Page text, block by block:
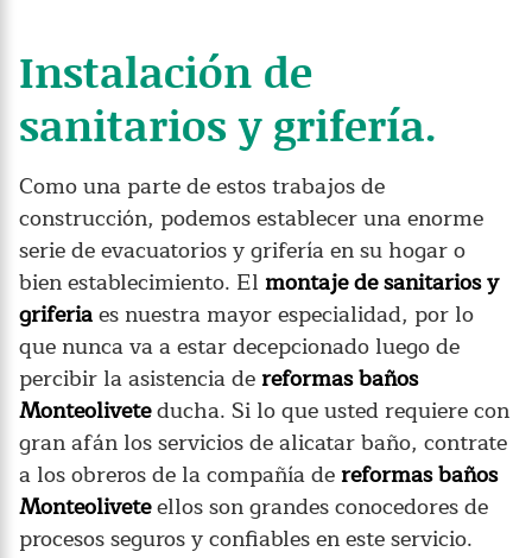
Instalación de
sanitarios y grifería.
Como una parte de estos trabajos de
construcción, podemos establecer una enorme
serie de evacuatorios y grifería en su hogar o
bien establecimiento. El montaje de sanitarios y
griferiaes nuestra mayor especialidad, por lo
que nunca va a estar decepcionado luego de
percibir la asistencia dereformas baños
Monteoliveteducha. Si lo que usted requiere con
gran afán los servicios de alicatar baño, contrate
a los obreros de la compañía dereformas baños
Monteoliveteellos son grandes conocedores de
procesos seguros y confiables en este servicio.